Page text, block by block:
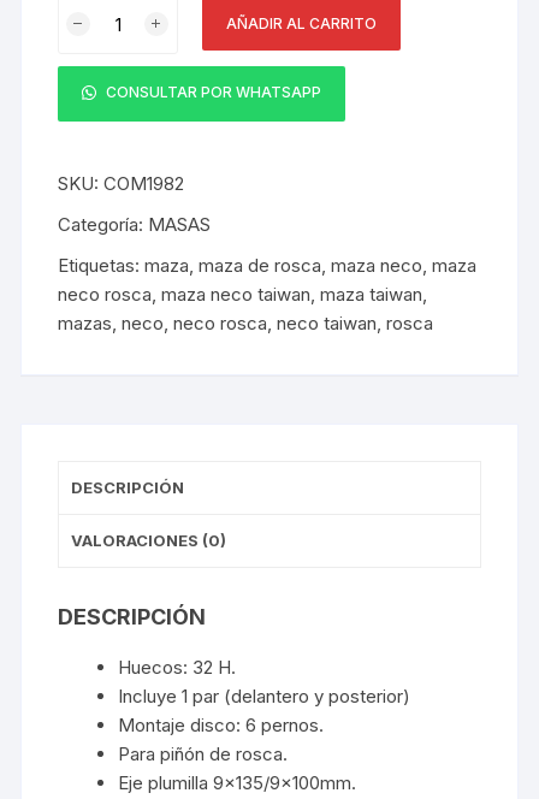
Mazas
Neco
Rodajes
Rosca
Disco
6
Pernos(PAR)
cantidad
AÑADIR AL CARRITO
CONSULTAR POR WHATSAPP
SKU:COM1982
Categoría: MASAS
Etiquetas:maza,maza de rosca,maza neco,maza
neco rosca,maza neco taiwan,maza taiwan,
mazas,neco,neco rosca,neco taiwan,rosca
DESCRIPCIÓN
VALORACIONES (0)
DESCRIPCIÓN
Huecos: 32 H.
Incluye 1 par (delantero y posterior)
Montaje disco: 6 pernos.
Para piñón de rosca.
Eje plumilla 9×135/9x100mm.